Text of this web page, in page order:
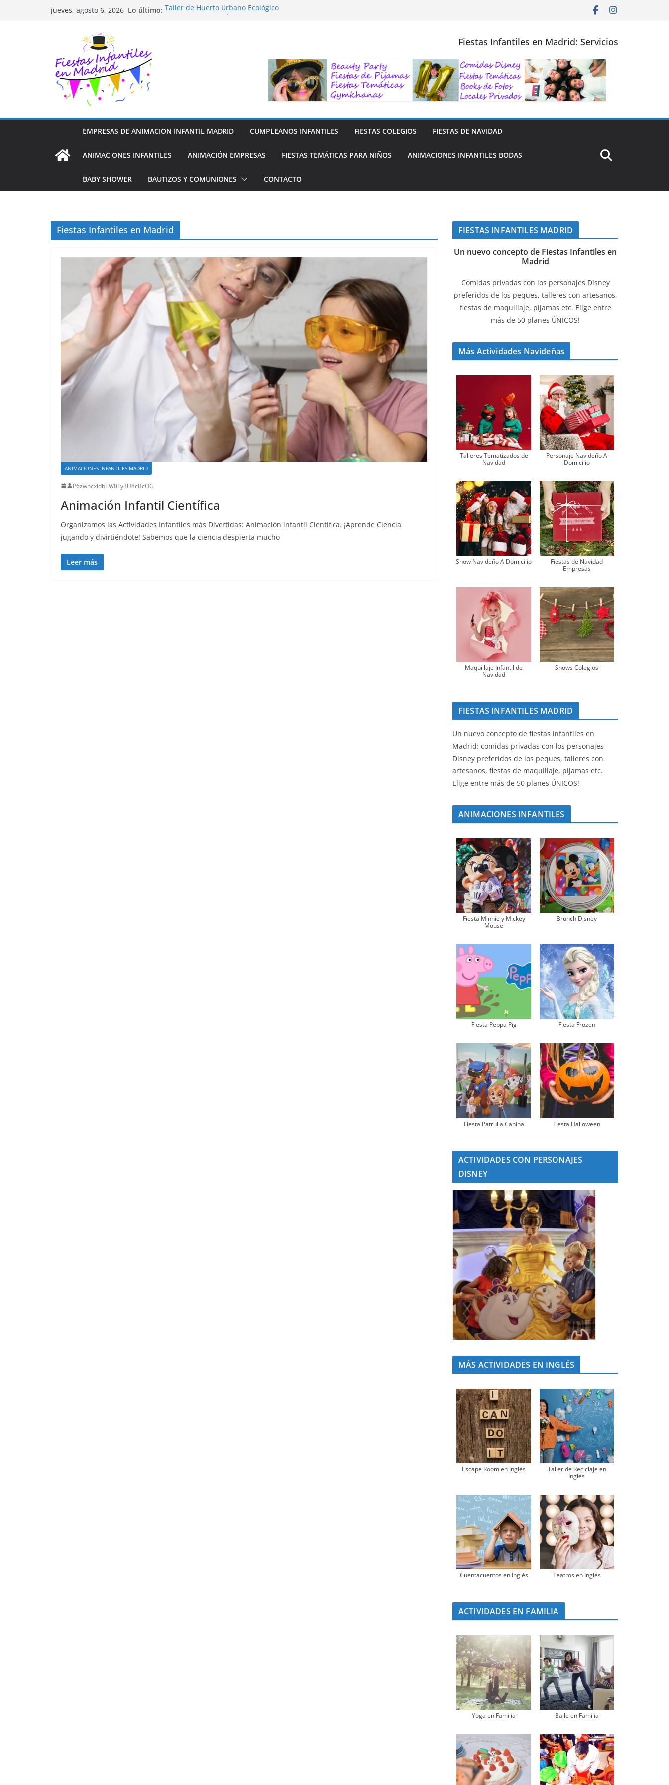
jueves, agosto 6, 2026 Lo último: Taller de Huerto Urbano Ecológico
Fiestas Infantiles en Madrid: Servicios
EMPRESAS DE ANIMACIÓN INFANTIL MADRID CUMPLEAÑOS INFANTILES FIESTAS COLEGIOS FIESTAS DE NAVIDAD
ANIMACIONES INFANTILES ANIMACIÓN EMPRESAS FIESTAS TEMÁTICAS PARA NIÑOS ANIMACIONES INFANTILES BODAS
BABY SHOWER BAUTIZOS Y COMUNIONES CONTACTO
Fiestas Infantiles en Madrid
ANIMACIONES INFANTILES MADRID
P6zwncxIdbTW0Fy3U8cBcOG
Animación Infantil Científica
Organizamos las Actividades Infantiles más Divertidas: Animación infantil Científica. ¡Aprende Ciencia
jugando y divirtiéndote! Sabemos que la ciencia despierta mucho
Leer más
FIESTAS INFANTILES MADRID
Un nuevo concepto de Fiestas Infantiles en
Madrid
Comidas privadas con los personajes Disney
preferidos de los peques, talleres con artesanos,
fiestas de maquillaje, pijamas etc. Elige entre
más de 50 planes ÚNICOS!
Más Actividades Navideñas
Talleres Tematizados de
Navidad
Personaje Navideño A
Domicilio
Show Navideño A Domicilio
Fiestas de Navidad
Empresas
Maquillaje Infantil de
Navidad
Shows Colegios
FIESTAS INFANTILES MADRID
Un nuevo concepto de fiestas infantiles en
Madrid: comidas privadas con los personajes
Disney preferidos de los peques, talleres con
artesanos, fiestas de maquillaje, pijamas etc.
Elige entre más de 50 planes ÚNICOS!
ANIMACIONES INFANTILES
Fiesta Minnie y Mickey
Mouse
Brunch Disney
Fiesta Peppa Pig Fiesta Frozen
Fiesta Patrulla Canina Fiesta Halloween
ACTIVIDADES CON PERSONAJES
DISNEY
MÁS ACTIVIDADES EN INGLÉS
Escape Room en Inglés
Taller de Reciclaje en
Inglés
Cuentacuentos en Inglés Teatros en Inglés
ACTIVIDADES EN FAMILIA
Yoga en Familia Baile en Familia